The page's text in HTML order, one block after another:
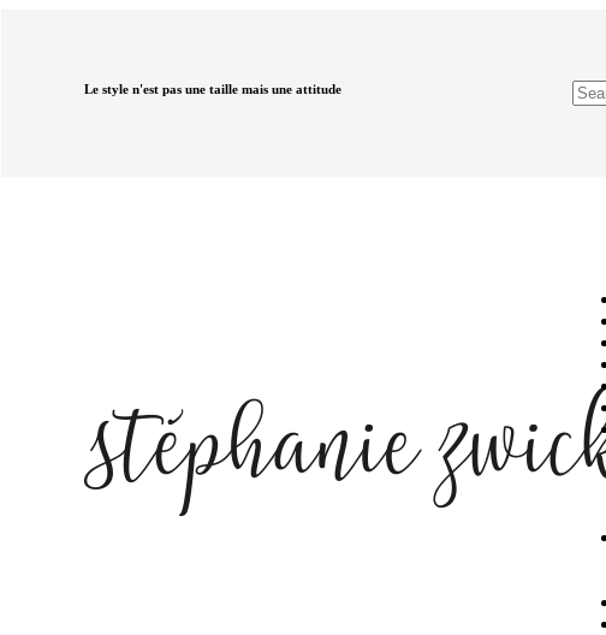
Le style n'est pas une taille mais une attitude